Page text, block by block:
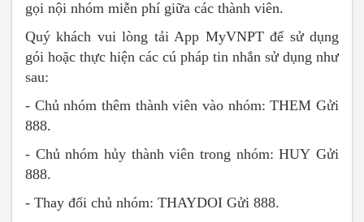
gọi nội nhóm miễn phí giữa các thành viên.
Quý khách vui lòng tải App MyVNPT để sử dụng
gói hoặc thực hiện các cú pháp tin nhắn sử dụng như
sau:
- Chủ nhóm thêm thành viên vào nhóm: THEM Gửi
888.
- Chủ nhóm hủy thành viên trong nhóm: HUY Gửi
888.
- Thay đổi chủ nhóm: THAYDOI Gửi 888.